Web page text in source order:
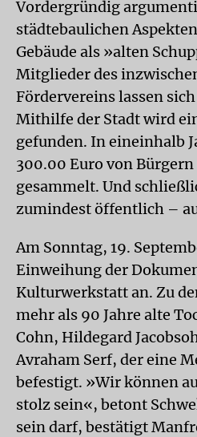
Vordergründig
städtebaulichen
Gebäude als »alten
Mitglieder des
Fördervereins lassen
Mithilfe der Stadt wird
gefunden. In eineinhalb
300.00 Euro von
gesammelt. Und
zumindest öffentlich –
Am Sonntag, 19.
Einweihung der
Kulturwerkstatt an. Zu
mehr als 90 Jahre alte
Cohn, Hildegard
Avraham Serf, der eine
befestigt. »Wir können
stolz sein«, betont
sein darf, bestätigt